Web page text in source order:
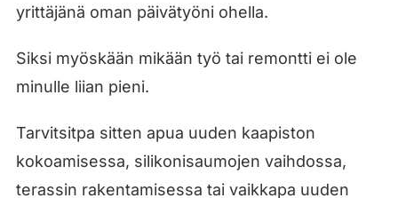
yrittäjänä oman päivätyöni ohella.
Siksi myöskään mikään työ tai remontti ei ole
minulle liian pieni.
Tarvitsitpa sitten apua uuden kaapiston
kokoamisessa, silikonisaumojen vaihdossa,
terassin rakentamisessa tai vaikkapa uuden